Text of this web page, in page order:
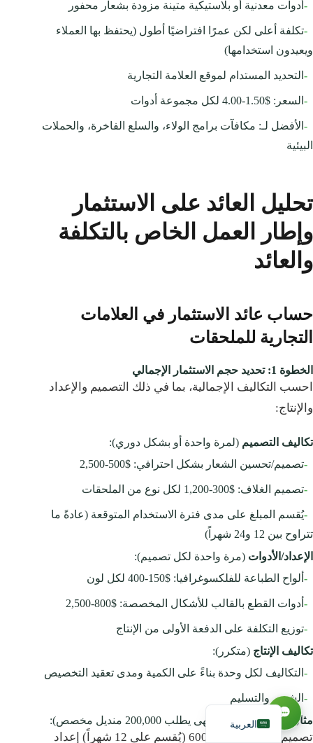
- أدوات معدنية أو بلاستيكية متينة مزودة بشعار محفور
-تكلفة أعلى لكن عمرًا افتراضيًا أطول (يحتفظ بها العملاء
ويعيدون استخدامها)
- التحديد المستدام لموقع العلامة التجارية
- السعر: $1.50-4.00 لكل مجموعة أدوات
- الأفضل لـ: مكافآت برامج الولاء، والسلع الفاخرة، والحملات
البيئية
تحليل العائد على الاستثمار
وإطار العمل الخاص بالتكلفة
والعائد
حساب عائد الاستثمار في العلامات
التجارية للملحقات
الخطوة 1: تحديد حجم الاستثمار الإجمالي
احسب التكاليف الإجمالية، بما في ذلك التصميم والإعداد
والإنتاج:
تكاليف التصميم (لمرة واحدة أو بشكل دوري):
-تصميم/تحسين الشعار بشكل احترافي: $500-2,500
-تصميم الغلاف: $300-1,200 لكل نوع من الملحقات
-يُقسم المبلغ على مدى فترة الاستخدام المتوقعة (عادةً ما
تتراوح بين 12 و24 شهراً)
الإعداد/الأدوات (مرة واحدة لكل تصميم):
- ألواح الطباعة للفلكسوغرافيا: $150-400 لكل لون
- أدوات القطع بالقالب للأشكال المخصصة: $800-2,500
-توزيع التكلفة على الدفعة الأولى من الإنتاج
تكاليف الإنتاج (متكرر):
- التكاليف لكل وحدة بناءً على الكمية ومدى تعقيد التخصيص
- الشحن والتسليم
مثال على الاستثمار
(مقهى يطلب 200,000 منديل مخصص):
تصميم العمل الفني: $600 (يُقسم على 12 شهراً) إعداد
العربية
English
Français
Español
Русский